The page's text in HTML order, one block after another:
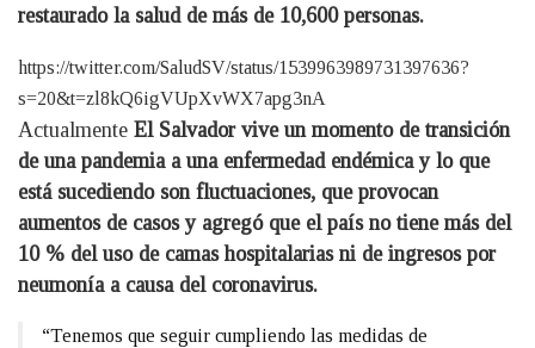
restaurado la salud de más de 10,600 personas.
https://twitter.com/SaludSV/status/1539963989731397636?
s=20&t=zl8kQ6igVUpXvWX7apg3nA
Actualmente El Salvador vive un momento de transición
de una pandemia a una enfermedad endémica y lo que
está sucediendo son fluctuaciones, que provocan
aumentos de casos y agregó que el país no tiene más del
10 % del uso de camas hospitalarias ni de ingresos por
neumonía a causa del coronavirus.
“Tenemos que seguir cumpliendo las medidas de